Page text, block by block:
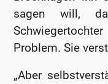
sagen will,
Problem. Sie
„Aber